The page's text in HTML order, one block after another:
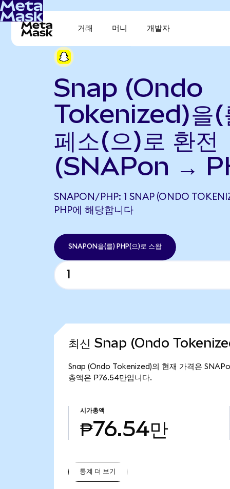
거래 머니 개발자
Snap (Ondo
Tokenized)을(
페소(으)로 환전
(SNAPon →
SNAPON/PHP: 1 SNAP (ONDO
PHP에 해당합니다
SNAPON을(를) PHP(으)로 스왑
최신 Snap (Ondo
Snap (Ondo Tokenized)의 현재 가격은
총액은 ₱76.54만입니다.
시가총액
₱76.54만
통계 더 보기